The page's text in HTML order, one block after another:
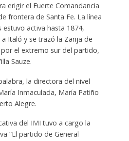
erigir el Fuerte Comandancia
frontera de Santa Fe. La línea
activa hasta 1874,
Italó y se trazó la Zanja de
el extremo sur del partido,
Sauze.
la directora del nivel
Inmaculada, María Patiño
Alegre.
del IMI tuvo a cargo la
“El partido de General